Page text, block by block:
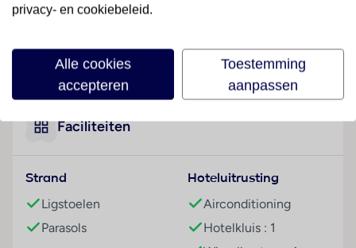
bagagedepot, een kluis en een wisselkantoor. Via Wi-
tourdesk biedt ondersteuning bij het boeken van
excursies. Het resort beschikt over meerdere voor
gehandicapten toegankelijke vrijetijdsbestedingen.
rolstoelgebruikers en een lift. Een souvenirwinkel en
ruimte voor ontspanning en recreatie. Om te parkeren
hebben de gasten de beschikking over een garage en
een parkeerplaats (kosteloos). Tot de aangeboden
Lees meer
Faciliteiten
Strand
Ligstoelen
Parasols
Hoteluitrusting
Airconditioning
Hotelkluis : 1
privacy- en cookiebeleid.
Alle cookies
accepteren
Toestemming
aanpassen